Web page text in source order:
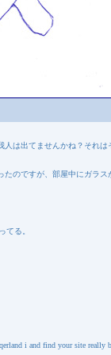
は出てませんかね？それ
たのですが、部屋中にガラ
てる。
i and find your site really